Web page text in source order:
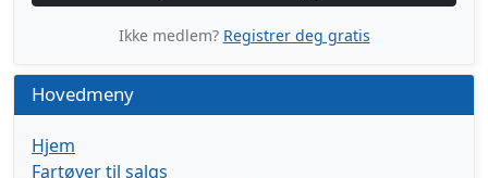
Ikke medlem? Registrer deg gratis
Hovedmeny
Hjem
Fartøyer til salgs